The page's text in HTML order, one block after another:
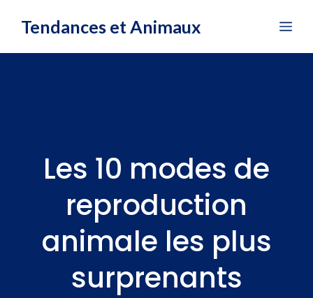
Tendances et Animaux
Les 10 modes de
reproduction
animale les plus
surprenants